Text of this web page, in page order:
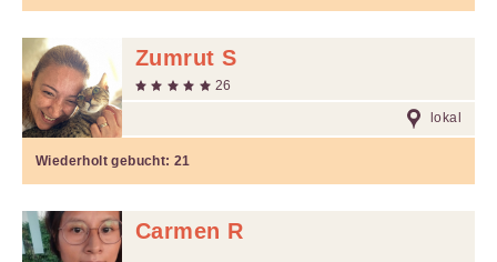
Zumrut S
26
lokal
Wiederholt gebucht:21
Carmen R